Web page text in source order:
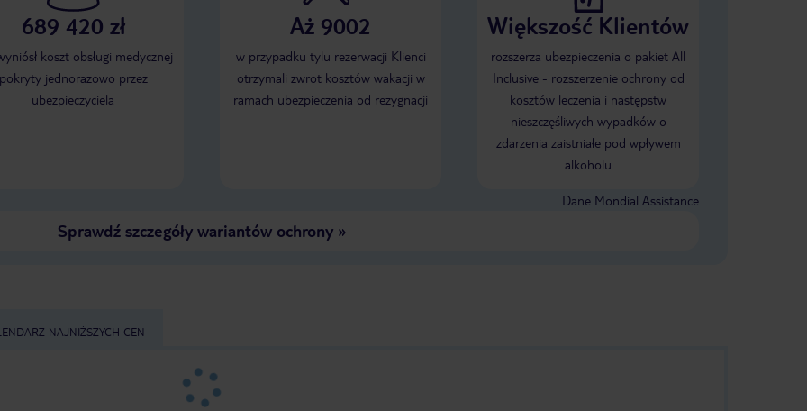
689 420 zł
koszt obsługi medycznej
pokryty jednorazowo przez
ubezpieczyciela
Aż 9002
w przypadku tylu rezerwacji Klienci
otrzymali zwrot kosztów wakacji w
ramach ubezpieczenia od rezygnacji
Większość Klientów
rozszerza ubezpieczenia o pakiet All
Inclusive - rozszerzenie ochrony od
kosztów leczenia i następstw
nieszczęśliwych wypadków o
zdarzenia zaistniałe pod wpływem
alkoholu
Dane Mondial Assistance
Sprawdź szczegóły wariantów ochrony»
NAJNIŻSZYCH CEN